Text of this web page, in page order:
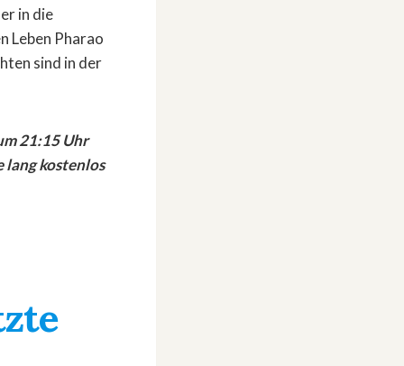
in die
Leben Pharao
sind in der
21:15 Uhr
lang kostenlos